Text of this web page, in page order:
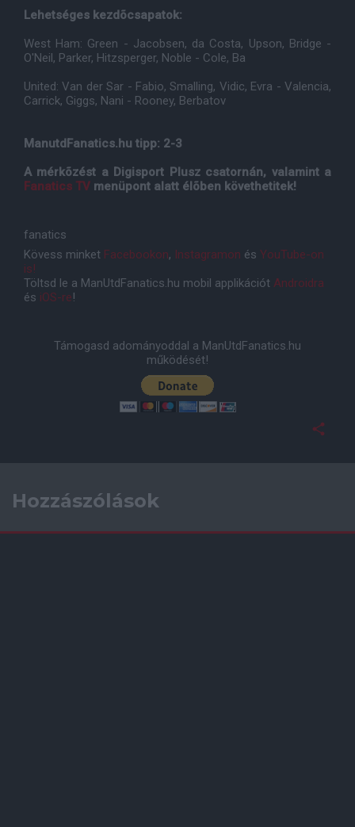
Lehetséges kezdõcsapatok:
West Ham: Green - Jacobsen, da Costa, Upson, Bridge -
O'Neil, Parker, Hitzsperger, Noble - Cole, Ba
United: Van der Sar - Fabio, Smalling, Vidic, Evra - Valencia,
Carrick, Giggs, Nani - Rooney, Berbatov
ManutdFanatics.hu tipp: 2-3
A mérkõzést a Digisport Plusz csatornán, valamint a
Fanatics TV menüpont alatt élõben követhetitek!
fanatics
Kövess minket Facebookon, Instagramon és YouTube-on
is!
Töltsd le a ManUtdFanatics.hu mobil applikációt Androidra
és iOS-re!
Támogasd adományoddal a ManUtdFanatics.hu
működését!
Hozzászólások